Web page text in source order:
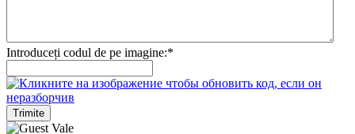
Introduceți codul de pe imagine:*
Trimite